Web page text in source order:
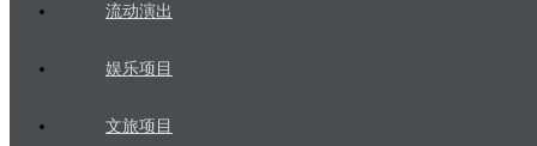
流动演出
娱乐项目
文旅项目